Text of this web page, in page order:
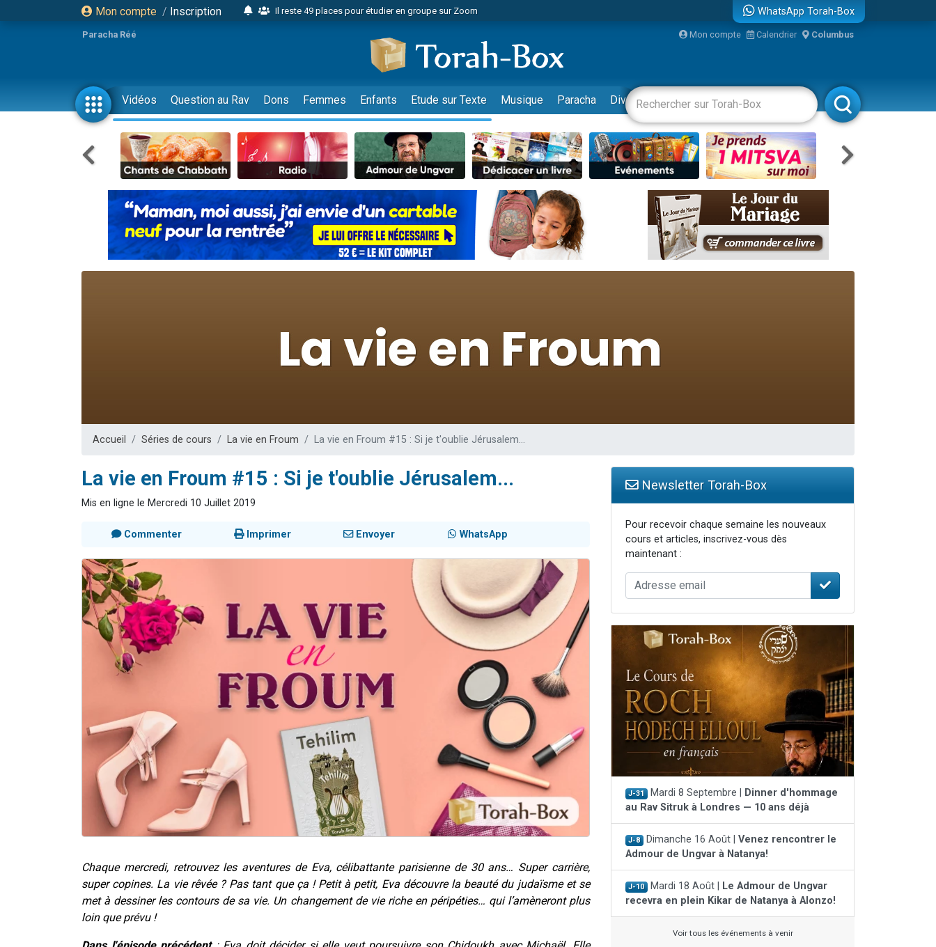
Mon compte / Inscription
Il reste 49 places pour étudier en groupe sur Zoom
2 personnes viennent de nous rejoindre sur WhatsApp
6 personnes viennent de nous rejoindre sur WhatsApp
4 personnes viennent de faire un don pour Reloger Rivka, 6 enfants, victime de violences...
2 personnes viennent de faire un don pour 1 Journée de Vacances Pour les Enfants
17 personnes viennent de demander une bénédiction
4 personnes viennent de nous rejoindre sur WhatsApp
Il reste 49 places pour étudier en groupe sur Zoom
Eva vient de donner son Maasser
4 personnes viennent de nous rejoindre sur WhatsApp
3 personnes viennent de nous rejoindre sur WhatsApp
Odaya vient de donner son Maasser
30 personnes viennent de faire un don pour Sauvez la jambe de Yohan
Il reste 49 places pour étudier en groupe sur Zoom
WhatsApp Torah-Box
Paracha Réé Mon compte Calendrier Columbus
Vidéos Question au Rav Dons Femmes Enfants Etude sur Texte Musique Paracha Divertissements Livres Rabbanim
Accueil Séries de cours La vie en Froum La vie en Froum #15 : Si je t'oublie Jérusalem...
La vie en Froum #15 : Si je t'oublie Jérusalem...
Mis en ligne le Mercredi 10 Juillet 2019
Commenter Imprimer Envoyer WhatsApp
Chaque mercredi, retrouvez les aventures de Eva, célibattante parisienne de 30 ans… Super carrière,
super copines. La vie rêvée ? Pas tant que ça ! Petit à petit, Eva découvre la beauté du judaïsme et se
met à dessiner les contours de sa vie. Un changement de vie riche en péripéties… qui l’amèneront plus
loin que prévu !
Newsletter Torah-Box
Pour recevoir chaque semaine les nouveaux
cours et articles, inscrivez-vous dès
maintenant :
J-31 Mardi 8 Septembre |
Dinner d'hommage
au Rav Sitruk à Londres — 10 ans déjà
J-8 Dimanche 16 Août | Venez rencontrer le
Admour de Ungvar à Natanya!
J-10 Mardi 18 Août |
Le Admour de Ungvar
recevra en plein Kikar de Natanya à Alonzo!
Voir tous les événements à venir